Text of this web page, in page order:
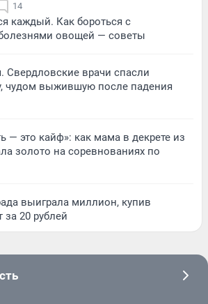
14
каждый. Как бороться с
овощей — советы
Свердловские врачи спасли
чудом выжившую после падения
— это кайф»: как мама в декрете из
золото на соревнованиях по
выиграла миллион, купив
20 рублей